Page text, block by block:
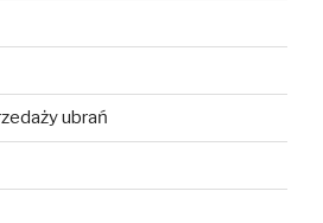
ubrań